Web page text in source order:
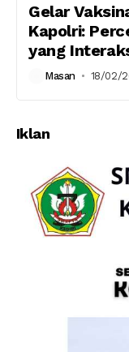
Gelar
Kapolri:
yang
Masan 18/02/
Iklan